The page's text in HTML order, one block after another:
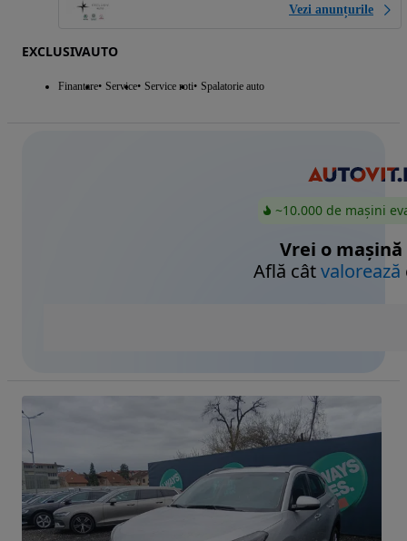
Vezi anunțurile
EXCLUSIVAUTO
Finantare Service Service roti Spalatorie auto
~10.000 de mașini
Vrei o mașină
Află câtvalorează